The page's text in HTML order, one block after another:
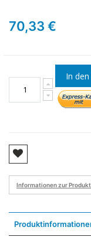
70,33 €
In
Informationen zur